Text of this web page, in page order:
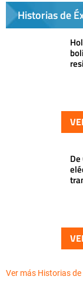
Historias de
Ver más Historias de